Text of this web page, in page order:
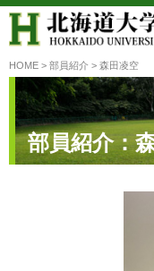
HOME > 部員紹介 > 森田凌空
部員紹介：